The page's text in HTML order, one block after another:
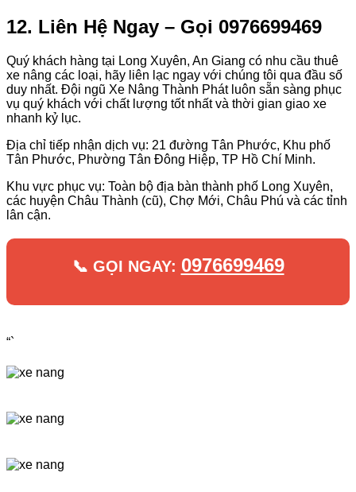
12. Liên Hệ Ngay – Gọi 0976699469
Quý khách hàng tại Long Xuyên, An Giang có nhu cầu thuê
xe nâng các loại, hãy liên lạc ngay với chúng tôi qua đầu số
duy nhất. Đội ngũ Xe Nâng Thành Phát luôn sẵn sàng phục
vụ quý khách với chất lượng tốt nhất và thời gian giao xe
nhanh kỷ lục.
Địa chỉ tiếp nhận dịch vụ: 21 đường Tân Phước, Khu phố
Tân Phước, Phường Tân Đông Hiệp, TP Hồ Chí Minh.
Khu vực phục vụ: Toàn bộ địa bàn thành phố Long Xuyên,
các huyện Châu Thành (cũ), Chợ Mới, Châu Phú và các tỉnh
lân cận.
📞 GỌI NGAY: 0976699469
“`